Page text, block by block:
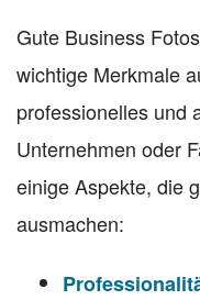
Gute Business
wichtige Merkmale
professionelles und
Unternehmen oder
einige Aspekte, die
ausmachen: